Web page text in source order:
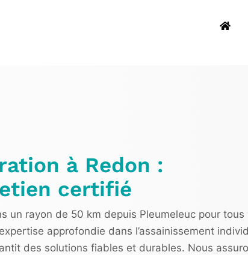
à Redon :
certifié
un rayon de 50 km depuis Pleumeleuc pour tous
approfondie dans l’assainissement
des solutions fiables et durables. Nous